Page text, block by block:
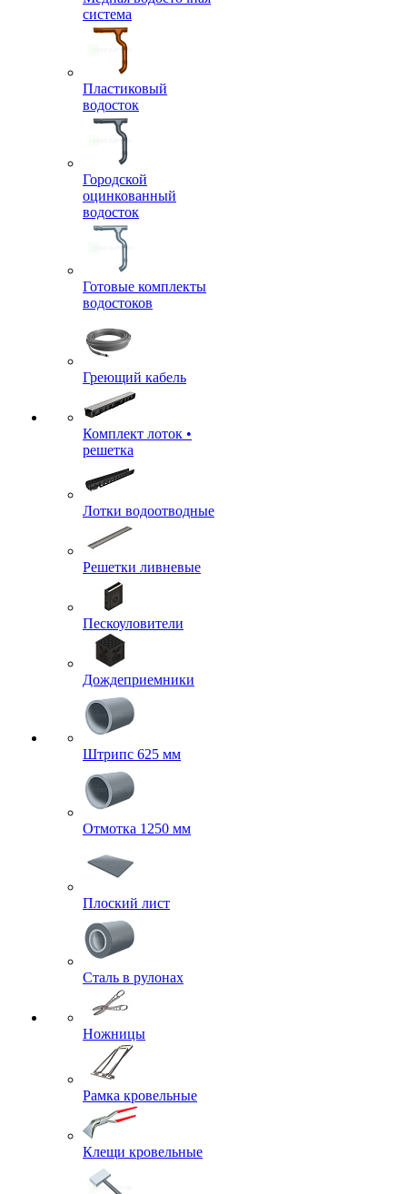
система
Пластиковый
водосток
Городской
оцинкованный
водосток
Готовые комплекты
водостоков
Греющий кабель
Комплект лоток •
решетка
Лотки водоотводные
Решетки ливневые
Пескоуловители
Дождеприемники
Штрипс 625 мм
Отмотка 1250 мм
Плоский лист
Сталь в рулонах
Ножницы
Рамка кровельные
Клещи кровельные